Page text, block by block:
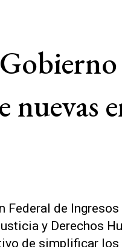
Federal de
y Derechos
de simplificar